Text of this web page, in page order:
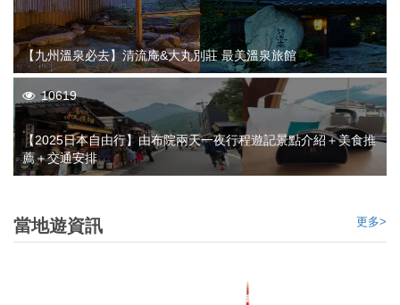
【九州溫泉必去】清流庵&大丸別莊 最美溫泉旅館
【2025日本自由行】由布院兩天一夜行程遊記景點介紹＋美食推
薦＋交通安排
10619
當地遊資訊 更多>